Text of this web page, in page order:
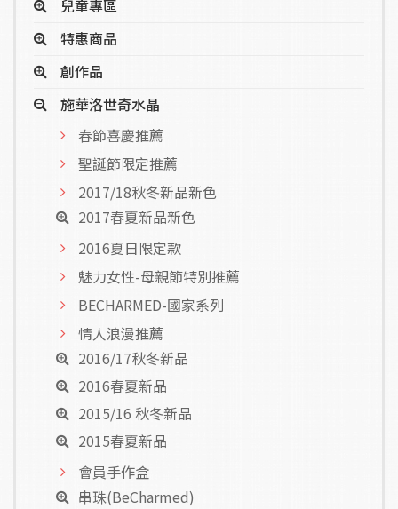
兒童專區
特惠商品
創作品
施華洛世奇水晶
春節喜慶推薦
聖誕節限定推薦
2017/18秋冬新品新色
2017春夏新品新色
2016夏日限定款
魅力女性-母親節特別推薦
BECHARMED-國家系列
情人浪漫推薦
2016/17秋冬新品
2016春夏新品
2015/16 秋冬新品
2015春夏新品
會員手作盒
串珠(BeCharmed)